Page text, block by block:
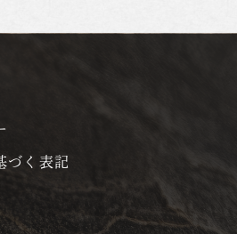
づく表記